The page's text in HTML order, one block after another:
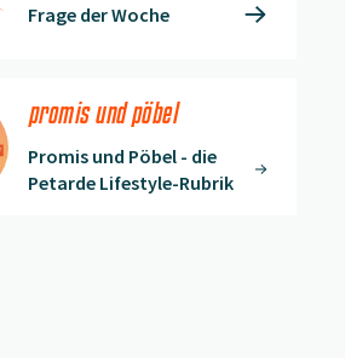
Frage der Woche
promis und pöbel
Promis und Pöbel - die
Petarde Lifestyle-Rubrik